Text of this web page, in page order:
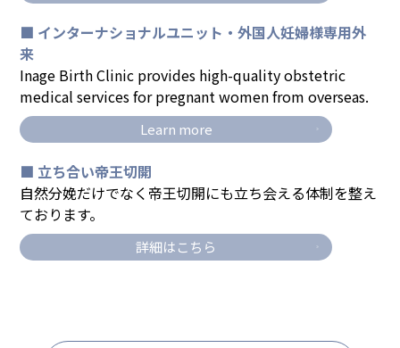
■ インターナショナルユニット・外国人妊婦様専用外
来
Inage Birth Clinic provides high-quality obstetric
medical services for pregnant women from overseas.
Learn more
■ 立ち合い帝王切開
自然分娩だけでなく帝王切開にも立ち会える体制を整え
ております。
詳細はこちら